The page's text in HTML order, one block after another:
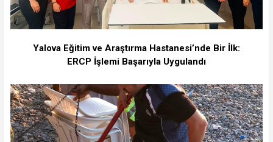
Yalova Eğitim ve Araştırma Hastanesi’nde Bir İlk:
ERCP İşlemi Başarıyla Uygulandı